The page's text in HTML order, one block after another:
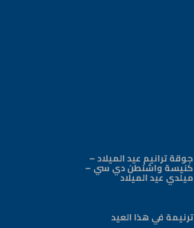
جوقة ترانيم عيد الميلاد –
كنيسة واشنطن دي سي –
ميلدي عيد الميلاد
ترنيمة في هذا العيد